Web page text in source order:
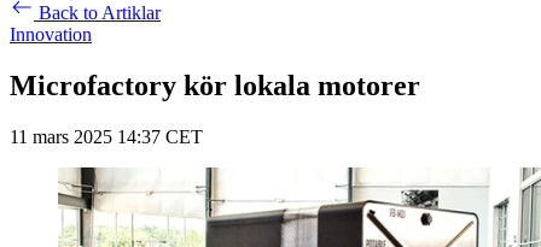
Back to Artiklar
Innovation
Microfactory kör lokala motorer
11 mars 2025 14:37 CET